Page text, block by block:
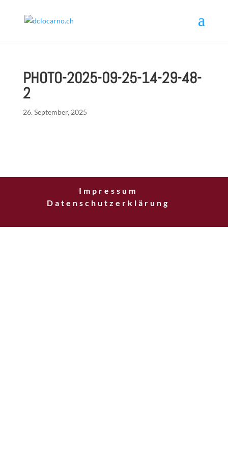
PHOTO-2025-09-25-14-29-48-
2
26. September, 2025
Impressum
Datenschutzerklärung